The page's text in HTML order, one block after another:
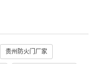
贵州防火门厂家